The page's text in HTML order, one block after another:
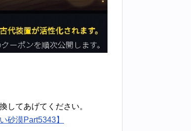
してあげてください。
砂漠Part5343】